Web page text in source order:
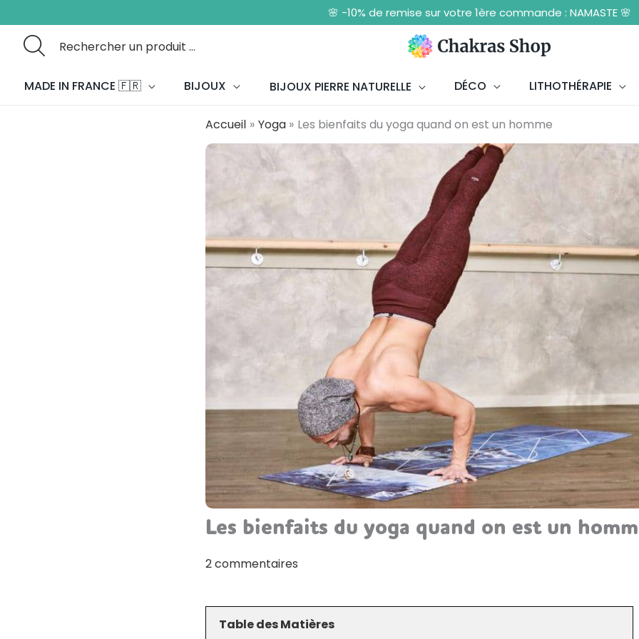
au
contenu
🌸 -10% de remise sur votre 1ère commande : NAMASTE 🌸
Search
MADE IN FRANCE 🇫🇷
BIJOUX BIJOUX PIERRE NATURELLE DÉCO LITHOTHÉRAPIE
Accueil Yoga Les bienfaits du yoga quand on est un homme
Les bienfaits du yoga quand on est un
2 commentaires
Table des Matières